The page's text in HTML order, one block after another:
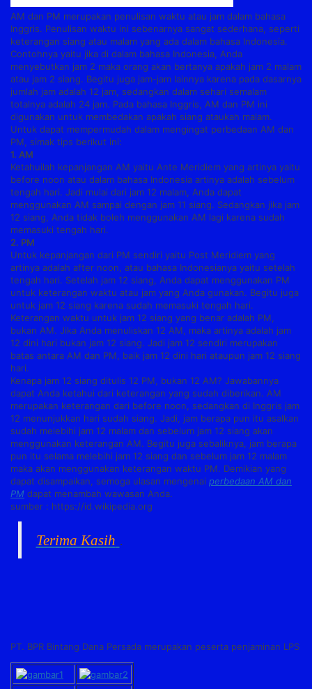
AM dan PM merupakan penulisan waktu atau jam dalam bahasa
Inggris. Penulisan waktu ini sebenarnya sangat sederhana, seperti
keterangan siang atau malam yang ada dalam bahasa Indonesia.
Contohnya yaitu jika di dalam bahasa Indonesia, Anda
menyebutkan jam 2 maka orang akan bertanya apakah jam 2 malam
atau jam 2 siang. Begitu juga jam-jam lainnya karena pada dasarnya
jumlah jam adalah 12 jam, sedangkan dalam sehari semalam
totalnya adalah 24 jam. Pada bahasa Inggris, AM dan PM ini
digunakan untuk membedakan apakah siang ataukah malam.
Untuk dapat mempermudah dalam mengingat perbedaan AM dan
PM, simak tips berikut ini:
1. AM
Ketahuilah kepanjangan AM yaitu Ante Meridiem yang artinya yaitu
before noon atau dalam bahasa Indonesia artinya adalah sebelum
tengah hari. Jadi mulai dari jam 12 malam, Anda dapat
menggunakan AM sampai dengan jam 11 siang. Sedangkan jika jam
12 siang, Anda tidak boleh menggunakan AM lagi karena sudah
memasuki tengah hari.
2. PM
Untuk kepanjangan dari PM sendiri yaitu Post Meridiem yang
artinya adalah after noon, atau bahasa Indonesianya yaitu setelah
tengah hari. Setelah jam 12 siang, Anda dapat menggunakan PM
untuk keterangan waktu atau jam yang Anda gunakan. Begitu juga
untuk jam 12 siang karena sudah memasuki tengah hari.
Keterangan waktu untuk jam 12 siang yang benar adalah PM,
bukan AM. Jika Anda menuliskan 12 AM, maka artinya adalah jam
12 dini hari bukan jam 12 siang. Jadi jam 12 sendiri merupakan
batas antara AM dan PM, baik jam 12 dini hari ataupun jam 12 siang
hari.
Kenapa jam 12 siang ditulis 12 PM, bukan 12 AM? Jawabannya
dapat Anda ketahui dari keterangan yang sudah diberikan. AM
merupakan keterangan dari before noon, sedangkan di Inggris jam
12 menunjukkan hari sudah siang. Jadi, jam berapa pun itu asalkan
sudah melebihi jam 12 malam dan sebelum jam 12 siang akan
menggunakan keterangan AM. Begitu juga sebaliknya, jam berapa
pun itu selama melebihi jam 12 siang dan sebelum jam 12 malam
maka akan menggunakan keterangan waktu PM. Demikian yang
dapat disampaikan, semoga ulasan mengenai perbedaan AM dan
PM dapat menambah wawasan Anda.
sumber : https://id.wikipedia.org
Terima Kasih .
PT. BPR Bintang Dana Persada merupakan peserta penjaminan LPS